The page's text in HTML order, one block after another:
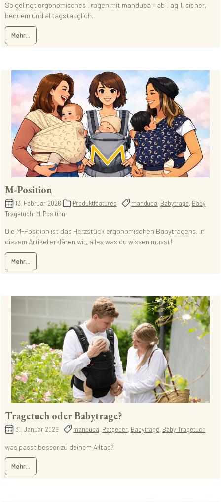
So gelingt ergonomisches Tragen mit manduca – ab Tag 1, sicher,
bequem und alltagstauglich.
Mehr...
M-Position
13. Februar 2026 Produktfeatures manduca, Babytrage, Baby
Tragetuch, M-Position
Die M-Position ist das Herzstück ergonomischen Babytragens. In
diesem Artikel erklären wir, alles was du wissen musst!
Mehr...
Tragetuch oder Babytrage?
31. Januar 2026 manduca, Ratgeber, Babytrage, Baby Tragetuch
was passt besser zu deinem Alltag?
Mehr...